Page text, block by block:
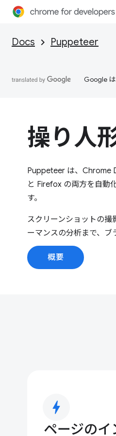
Docs Puppeteer
Google
操り人
Puppeteer は、Chrome
と Firefox の両方を自動
す。
スクリーンショットの撮
ーマンスの分析まで、ブ
概要
bolt
ページのイ